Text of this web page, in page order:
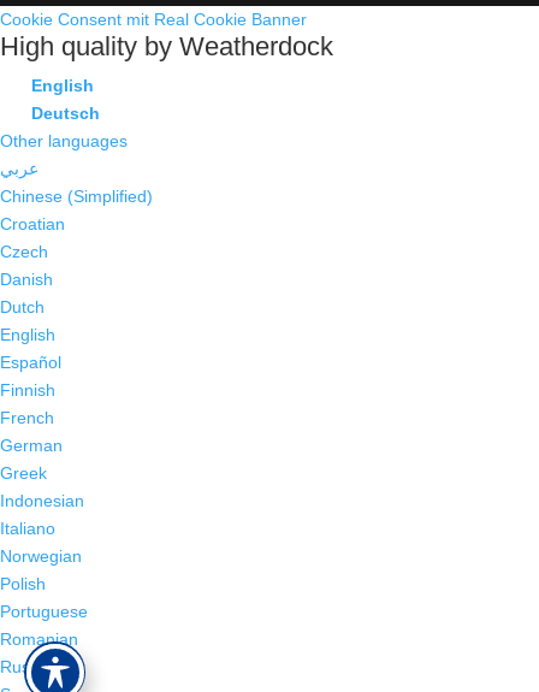
Cookie Consent mit Real Cookie Banner
High quality by Weatherdock
English
Deutsch
Other languages
عربي
Chinese (Simplified)
Croatian
Czech
Danish
Dutch
English
Español
Finnish
French
German
Greek
Indonesian
Italiano
Norwegian
Polish
Portuguese
Romanian
Russian